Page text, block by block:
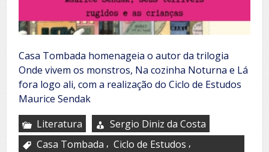
Casa Tombada homenageia o autor da trilogia
Onde vivem os monstros, Na cozinha Noturna e Lá
fora logo ali, com a realização do Ciclo de Estudos
Maurice Sendak
Literatura
Sergio Diniz da Costa
Casa Tombada , Ciclo de Estudos ,